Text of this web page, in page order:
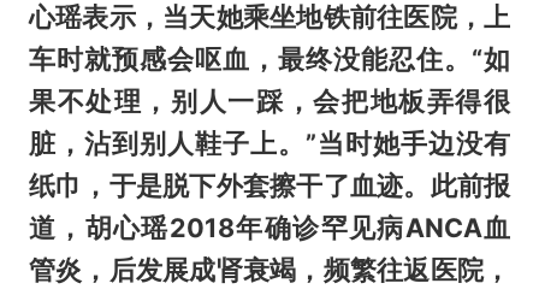
心瑶表示，当天她乘坐地铁前往医院，上
车时就预感会呕血，最终没能忍住。“如
果不处理，别人一踩，会把地板弄得很
脏，沾到别人鞋子上。”当时她手边没有
纸巾，于是脱下外套擦干了血迹。此前报
道，胡心瑶2018年确诊罕见病ANCA血
管炎，后发展成肾衰竭，频繁往返医院，